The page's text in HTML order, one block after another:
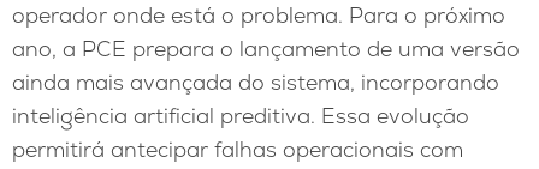
operador onde está o problema. Para o próximo
ano, a PCE prepara o lançamento de uma versão
ainda mais avançada do sistema, incorporando
inteligência artificial preditiva. Essa evolução
permitirá antecipar falhas operacionais com